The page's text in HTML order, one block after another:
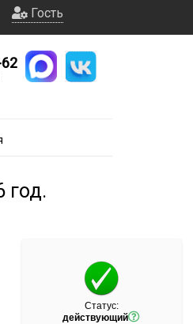
Гость
год.
Статус:
действующий